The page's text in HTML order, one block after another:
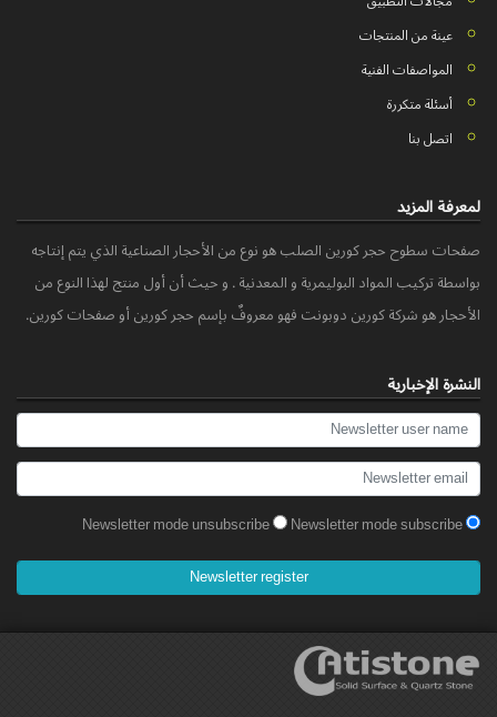
عينة من المنتجات
المواصفات الفنية
أسئلة متكررة
اتصل بنا
لمعرفة المزید
صفحات سطوح حجر کورین الصلب هو نوع من الأحجار الصناعیة الذي یتم إنتاجه
بواسطة ترکیب المواد البولیمریة و المعدنیة . و حیث أن أول منتج لهذا النوع من
الأحجار هو شرکة کورین دوبونت فهو معروفٌ بإسم حجر کورین أو صفحات کورین.
النشرة الإخباریة
Newsletter register